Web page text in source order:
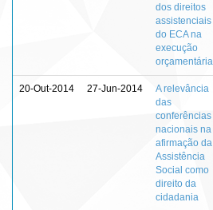
dos direitos
assistenciais
do ECA na
execução
orçamentária
20-Out-2014 27-Jun-2014
A relevância
das
conferências
nacionais na
afirmação da
Assistência
Social como
direito da
cidadania